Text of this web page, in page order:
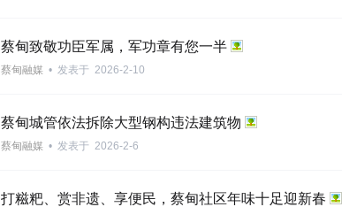
蔡甸致敬功臣军属，军功章有您一半
蔡甸融媒 • 发表于 2026-2-10
蔡甸城管依法拆除大型钢构违法建筑物
蔡甸融媒 • 发表于 2026-2-6
打糍粑、赏非遗、享便民，蔡甸社区年味十足迎新春